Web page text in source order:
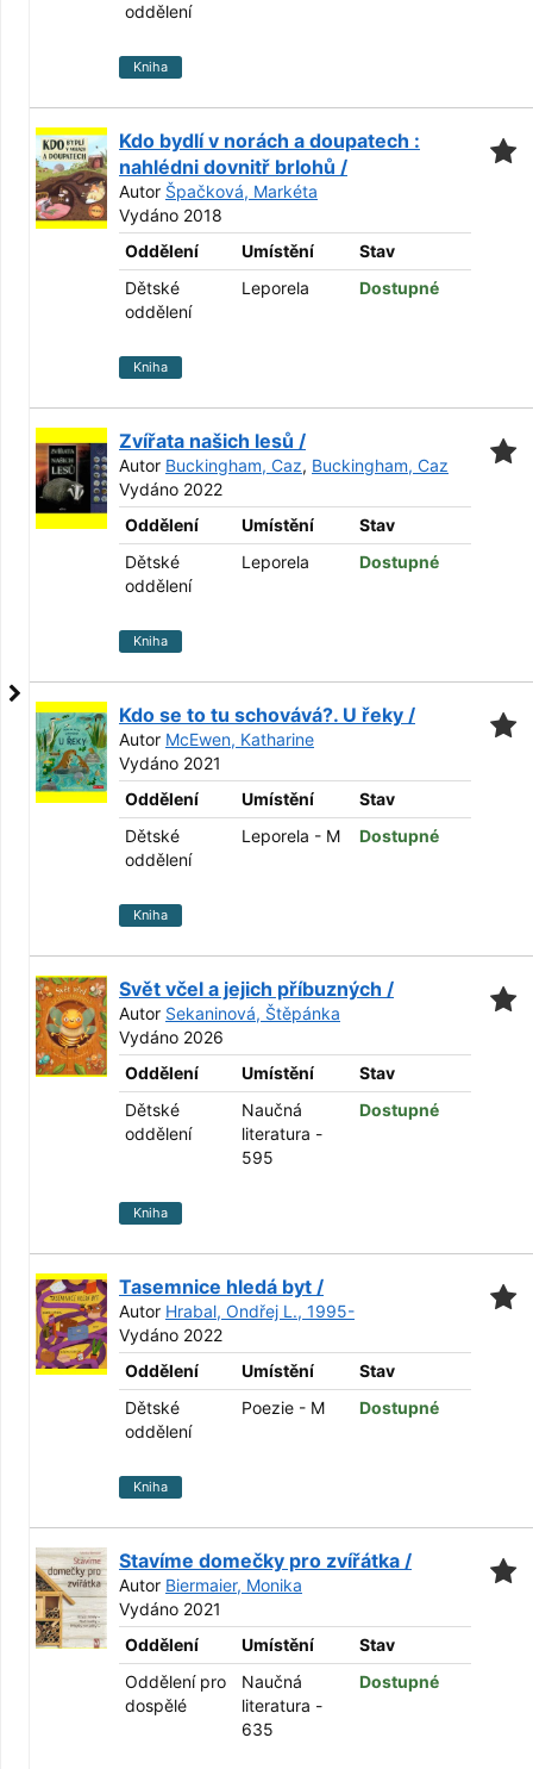
oddělení
Kniha
Kdo bydlí v norách a doupatech :
nahlédni dovnitř brlohů /
Autor Špačková, Markéta
Vydáno 2018
Oddělení
Umístění
Stav
Dětské
oddělení
Leporela Dostupné
Kniha
Zvířata našich lesů /
Autor Buckingham, Caz, Buckingham, Caz
Vydáno 2022
Oddělení
Umístění
Stav
Dětské
oddělení
Leporela Dostupné
Kniha
Kdo se to tu schovává?. U řeky /
Autor McEwen, Katharine
Vydáno 2021
Oddělení
Umístění
Stav
Dětské
oddělení
Leporela - M Dostupné
Kniha
Svět včel a jejich příbuzných /
Autor Sekaninová, Štěpánka
Vydáno 2026
Oddělení
Umístění
Stav
Dětské
oddělení
Naučná
literatura -
595
Dostupné
Kniha
Tasemnice hledá byt /
Autor Hrabal, Ondřej L., 1995-
Vydáno 2022
Oddělení
Umístění
Stav
Dětské
oddělení
Poezie - M Dostupné
Kniha
Stavíme domečky pro zvířátka /
Autor Biermaier, Monika
Vydáno 2021
Oddělení
Umístění
Stav
Oddělení pro
dospělé
Naučná
literatura -
635
Dostupné